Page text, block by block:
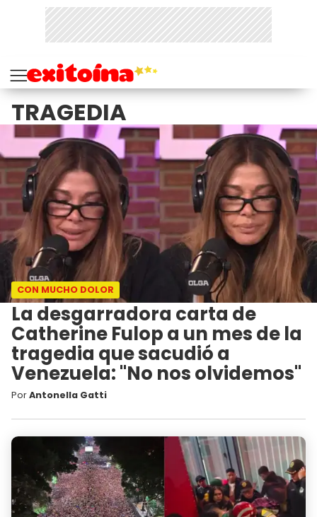
TRAGEDIA
CON MUCHO DOLOR
La desgarradora carta de
Catherine Fulop a un mes de la
tragedia que sacudió a
Venezuela: "No nos olvidemos"
PorAntonella Gatti